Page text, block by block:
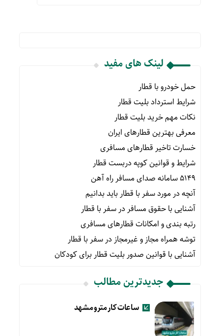
لینک های مفید
حمل خودرو با قطار
شرایط استرداد بلیت قطار
نکات مهم خرید بلیت قطار
معرفی بهترین قطارهای ایران
خسارت تاخیر قطارهای مسافری
شرایط و قوانین کوپه دربست قطار
۵۱۴۹ سامانه صدای مسافر راه آهن
آنچه در مورد سفر با قطار باید بدانیم
آشنایی با حقوق مسافر در سفر با قطار
رتبه بندی و امکانات قطارهای مسافری
توشه همراه مجاز و غیرمجاز در سفر با قطار
آشنایی با قوانین صدور بلیت قطار برای کودکان
جدیدترین مطالب
ساعات کار مترو مشهد